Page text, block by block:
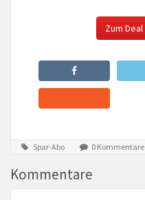
Zum Deal
Spar-Abo 0 Kommentare
Kommentare